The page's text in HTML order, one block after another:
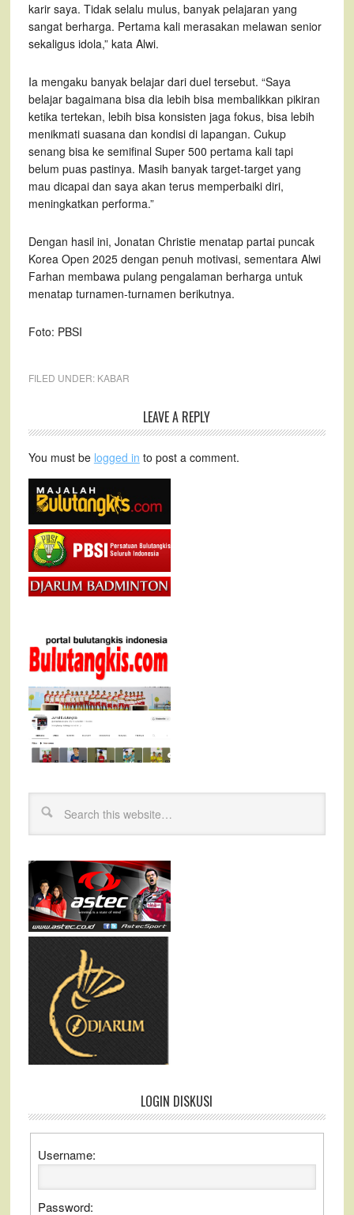
karir saya. Tidak selalu mulus, banyak pelajaran yang
sangat berharga. Pertama kali merasakan melawan senior
sekaligus idola,” kata Alwi.
Ia mengaku banyak belajar dari duel tersebut. “Saya
belajar bagaimana bisa dia lebih bisa membalikkan pikiran
ketika tertekan, lebih bisa konsisten jaga fokus, bisa lebih
menikmati suasana dan kondisi di lapangan. Cukup
senang bisa ke semifinal Super 500 pertama kali tapi
belum puas pastinya. Masih banyak target-target yang
mau dicapai dan saya akan terus memperbaiki diri,
meningkatkan performa.”
Dengan hasil ini, Jonatan Christie menatap partai puncak
Korea Open 2025 dengan penuh motivasi, sementara Alwi
Farhan membawa pulang pengalaman berharga untuk
menatap turnamen-turnamen berikutnya.
Foto: PBSI
FILED UNDER: KABAR
LEAVE A REPLY
You must be logged in to post a comment.
LOGIN DISKUSI
Username:
Password: